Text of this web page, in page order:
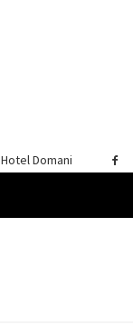
Hotel Domani